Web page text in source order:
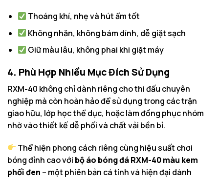
Thoáng khí, nhẹ và hút ẩm tốt
Không nhăn, không bám dính, dễ giặt sạch
Giữ màu lâu, không phai khi giặt máy
4. Phù Hợp Nhiều Mục Đích Sử Dụng
RXM-40 không chỉ dành riêng cho thi đấu chuyên
nghiệp mà còn hoàn hảo để sử dụng trong các trận
giao hữu, lớp học thể dục, hoặc làm đồng phục nhóm
nhờ vào thiết kế dễ phối và chất vải bền bỉ.
Thể hiện phong cách riêng cùng hiệu suất chơi
bóng đỉnh cao với bộ áo bóng đá RXM-40 màu kem
phối đen – một phiên bản cá tính và hiện đại dành